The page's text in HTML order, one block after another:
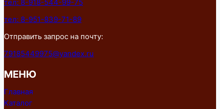
тел: 8-918-544-99-75
тел: 8-951-839-71-89
Отправить запрос на почту:
79185449975@yandex.ru
МЕНЮ
Главная
Каталог